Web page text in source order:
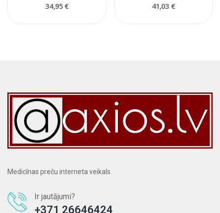
34,95 € 41,03 €
Medicīnas preču interneta veikals.
Ir jautājumi?
+371 26646424